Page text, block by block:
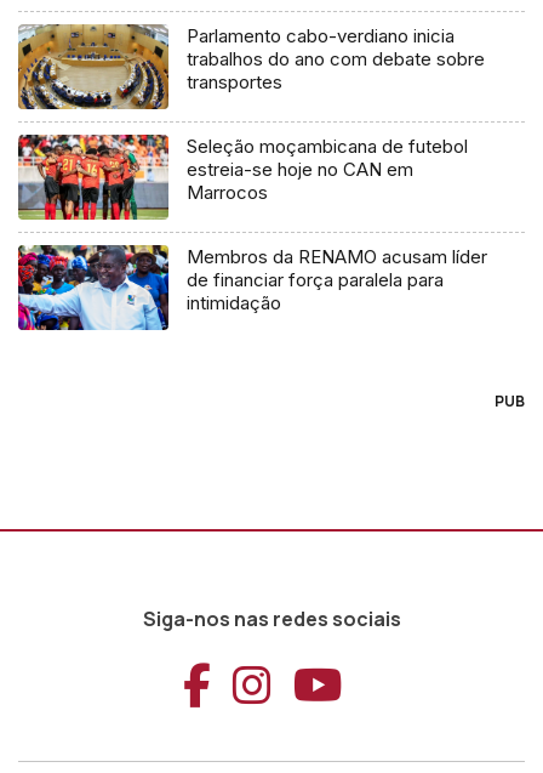
Parlamento cabo-verdiano inicia
trabalhos do ano com debate sobre
transportes
Seleção moçambicana de futebol
estreia-se hoje no CAN em
Marrocos
Membros da RENAMO acusam líder
de financiar força paralela para
intimidação
PUB
Siga-nos nas redes sociais
Aceder ao
Aceder ao
Aceder